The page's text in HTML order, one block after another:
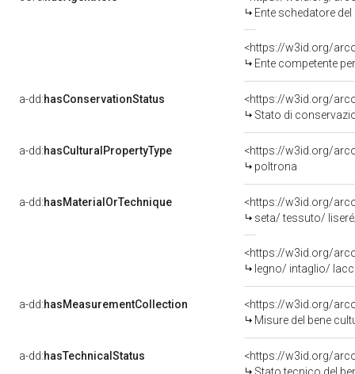
Ente schedatore
<https://w3id.org/
Ente competente per
a-dd:hasConservationStatus
<https://w3id.org/
Stato di
a-dd:hasCulturalPropertyType
<https://w3id.org/
poltrona
a-dd:hasMaterialOrTechnique
<https://w3id.org/
seta/ tessuto/
<https://w3id.org/
legno/ intaglio/
a-dd:hasMeasurementCollection
<https://w3id.org/
Misure del bene
a-dd:hasTechnicalStatus
<https://w3id.org/